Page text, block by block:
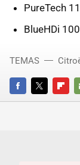
PureTech
BlueHDi
FACEBOOKTWITTER
TEMAS